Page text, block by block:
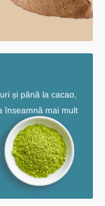
și până la cacao,
înseamnă mai mult